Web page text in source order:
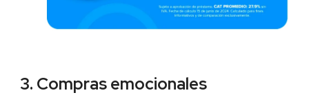
3. Compras emocionales